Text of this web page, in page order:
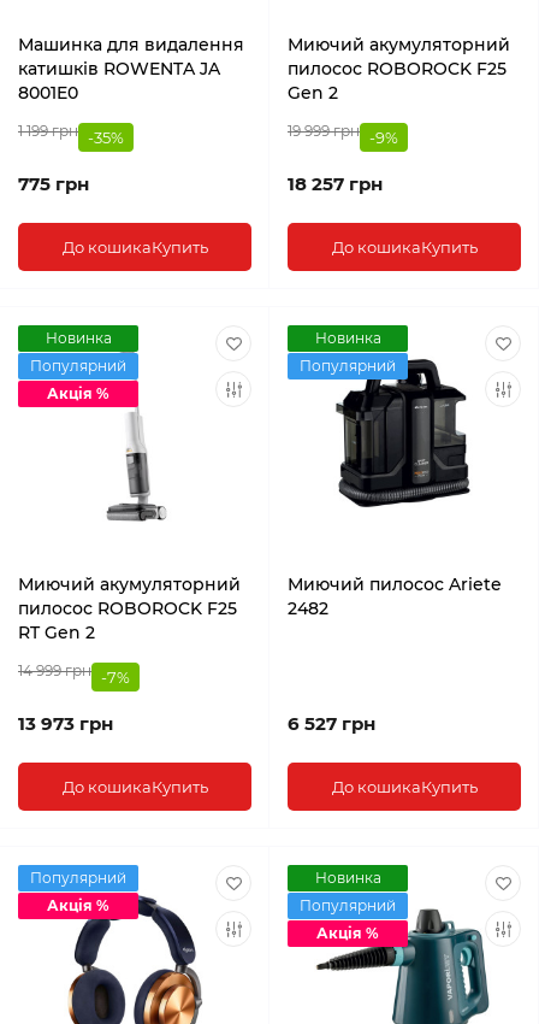
Машинка для видалення
катишків ROWENTA JA
8001E0
1 199 грн -35%
775 грн
До кошикаКупить
Миючий акумуляторний
пилосос ROBOROCK F25
Gen 2
19 999 грн -9%
18 257 грн
До кошикаКупить
Новинка
Популярний
Акція %
Миючий акумуляторний
пилосос ROBOROCK F25
RT Gen 2
14 999 грн -7%
13 973 грн
До кошикаКупить
Новинка
Популярний
Миючий пилосос Ariete
2482
6 527 грн
До кошикаКупить
Популярний
Акція %
Новинка
Популярний
Акція %